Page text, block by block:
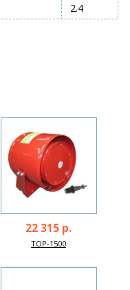
2.4
22 315 р.
ТОР-1500